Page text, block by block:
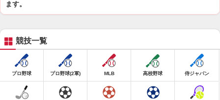
ます。
競技一覧
プロ野球 プロ野球(2軍) MLB 高校野球 侍ジャパン